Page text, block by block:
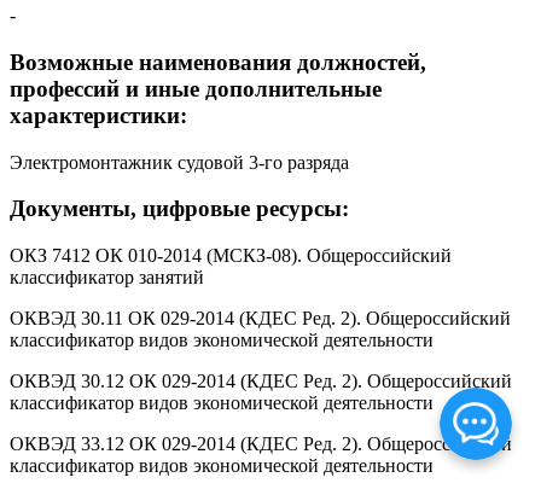
-
Возможные наименования должностей,
профессий и иные дополнительные
характеристики:
Электромонтажник судовой 3-го разряда
Документы, цифровые ресурсы:
ОКЗ 7412 ОК 010-2014 (МСКЗ-08). Общероссийский
классификатор занятий
ОКВЭД 30.11 ОК 029-2014 (КДЕС Ред. 2). Общероссийский
классификатор видов экономической деятельности
ОКВЭД 30.12 ОК 029-2014 (КДЕС Ред. 2). Общероссийский
классификатор видов экономической деятельности
ОКВЭД 33.12 ОК 029-2014 (КДЕС Ред. 2). Общероссийский
классификатор видов экономической деятельности